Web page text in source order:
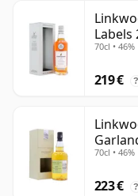
Labels
70cl • 46%
219 € ?
70cl • 46%
223 € ?